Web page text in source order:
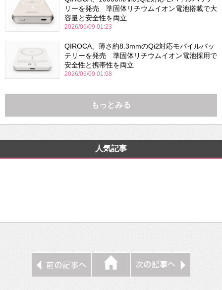
リーを発売 準固体リチウムイオン電池搭載で大
容量と安全性を両立
2026/06/09 01:23
QIROCA、薄さ約8.3mmのQi2対応モバイルバッ
テリーを発売 準固体リチウムイオン電池採用で
安全性と携帯性を両立
2026/06/09 01:08
もっとみる
人気記事